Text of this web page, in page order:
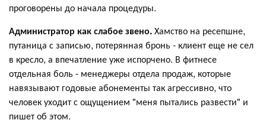
проговорены до начала процедуры.
Администратор как слабое звено.Хамство на ресепшне,
путаница с записью, потерянная бронь - клиент еще не сел
в кресло, а впечатление уже испорчено. В фитнесе
отдельная боль - менеджеры отдела продаж, которые
навязывают годовые абонементы так агрессивно, что
человек уходит с ощущением "меня пытались развести" и
пишет об этом.